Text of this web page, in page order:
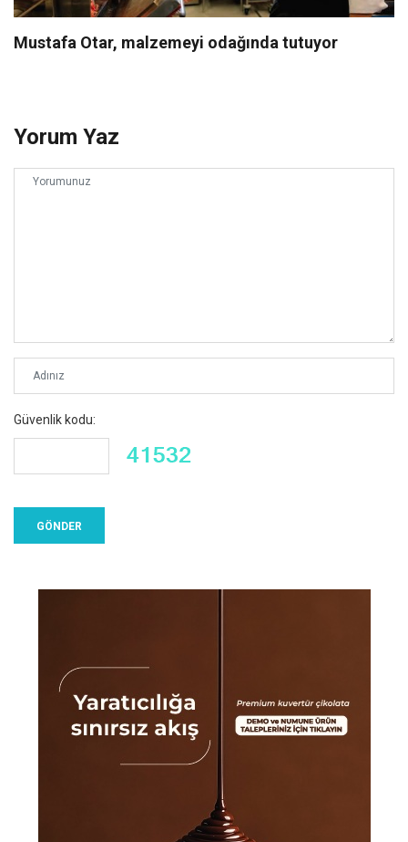
Mustafa Otar, malzemeyi odağında tutuyor
Yorum Yaz
Güvenlik kodu: